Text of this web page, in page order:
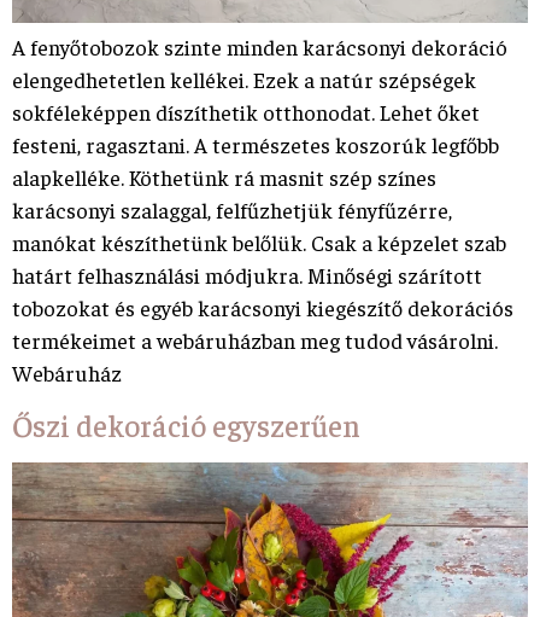
A fenyőtobozok szinte minden karácsonyi dekoráció
elengedhetetlen kellékei. Ezek a natúr szépségek
sokféleképpen díszíthetik otthonodat. Lehet őket
festeni, ragasztani. A természetes koszorúk legfőbb
alapkelléke. Köthetünk rá masnit szép színes
karácsonyi szalaggal, felfűzhetjük fényfűzérre,
manókat készíthetünk belőlük. Csak a képzelet szab
határt felhasználási módjukra. Minőségi szárított
tobozokat és egyéb karácsonyi kiegészítő dekorációs
termékeimet a webáruházban meg tudod vásárolni.
Webáruház
Őszi dekoráció egyszerűen